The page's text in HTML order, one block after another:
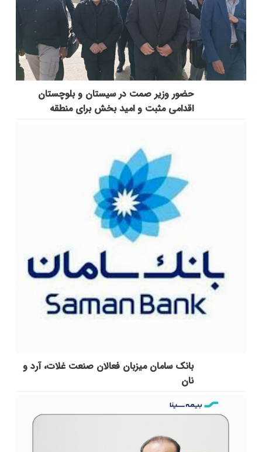
حضور وزیر صمت در سیستان و بلوچستان
اقدامی مثبت و امید بخش برای منطقه
بانک سامان میزبان فعالان صنعت غلات، آرد و
نان